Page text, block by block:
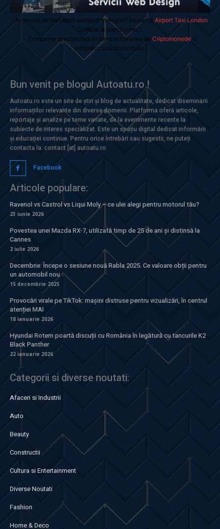
- Ai nevoie de transport aeroport in Anglia? Încearcă Airport Taxi London
Calitate la prețul corect.
- Companie specializata in tranzactionarea de Criptomonedesi
infrastructura blockchain.
Bun venit pe blogul Autoatu.ro !
Autoatu.ro este un site de știri și blog de actualitate, dedicat diseminării
informațiilor relevante din diverse domenii. Platforma oferă articole,
reportaje și analize pe teme variate, de la evenimente recente la
subiecte de interes specializat. Este un spațiu digital dedicat informării
și educației continue. Pentru orice întrebări sau sugestii, ne puteți
contacta la: contact [at] autoatu.ro
Facebook
Articole populare:
Ravenol vs Castrol vs Liqui Moly – ce ulei alegi pentru motorul tău?
23 iunie 2026
Povestea unei Mazda RX-7, utilizată timp de 25 de ani și distinsă la
Cannes
2 iulie 2026
Decembrie: Începe o sesiune nouă Rabla 2025. Ce valoare obții pentru
un automobil nou
15 decembrie 2025
Provocări virale pe TikTok: mașini distruse pentru vizualizări, în centrul
atenției MAI
18 ianuarie 2026
Hyundai Rotem poartă discuții cu România în legătură cu tancurile K2
Black Panther
22 ianuarie 2026
Categorii si diverse noutati:
Afaceri si Industrii
Auto
Beauty
Constructii
Cultura si Entertainment
Diverse Noutati
Fashion
Home & Deco